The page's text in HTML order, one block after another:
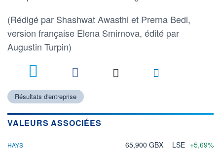
(Rédigé par Shashwat Awasthi et Prerna Bedi,
version française Elena Smirnova, édité par
Augustin Turpin)
Résultats d'entreprise
VALEURS ASSOCIÉES
HAYS 65,900 GBX LSE +5,69%